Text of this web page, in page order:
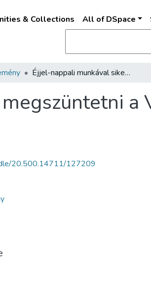
& Collections All of DSpace
Éjjel-nappali munkával sikerül megszüntetni a Várhegy további csúszását
a
20.500.14711/127209